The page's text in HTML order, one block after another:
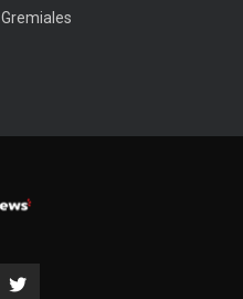
Gremiales